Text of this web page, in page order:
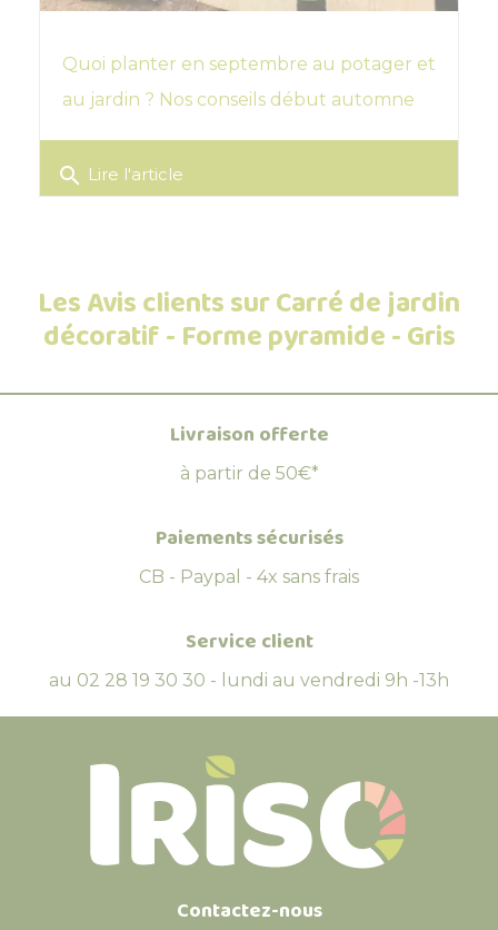
Quoi planter en septembre au potager et
au jardin ? Nos conseils début automne
search Lire l'article
Les Avis clients sur Carré de jardin
décoratif - Forme pyramide - Gris
Livraison offerte
à partir de 50€*
Paiements sécurisés
CB - Paypal - 4x sans frais
Service client
au 02 28 19 30 30 - lundi au vendredi 9h -13h
Contactez-nous